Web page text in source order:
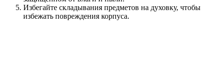
Избегайте складывания предметов на духовку, чтобы
избежать повреждения корпуса.